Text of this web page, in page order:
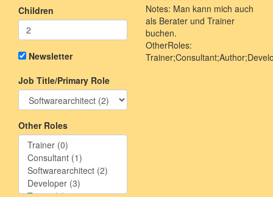
Children
Newsletter
Job Title/Primary Role
Other Roles
Notes: Man kann mich auch
als Berater und Trainer
buchen.
OtherRoles: